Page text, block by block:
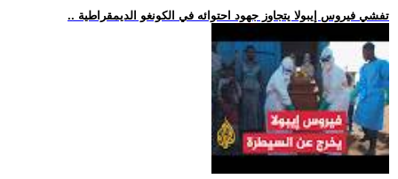
.. تفشي فيروس إيبولا يتجاوز جهود احتوائه في الكونغو الديمقراطية